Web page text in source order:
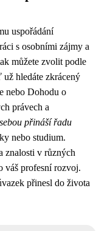
uspořádání
s osobními zájmy a
můžete zvolit podle
hledáte zkrácený
nebo Dohodu o
právech a
přináší řadu
nebo studium.
znalosti v různých
váš profesní rozvoj.
přinesl do života